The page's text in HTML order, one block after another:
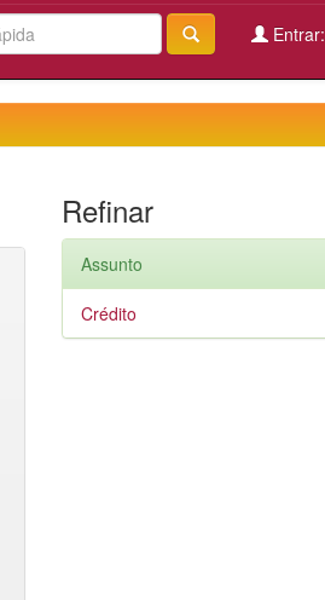
Entrar:
Refinar
Assunto
Crédito